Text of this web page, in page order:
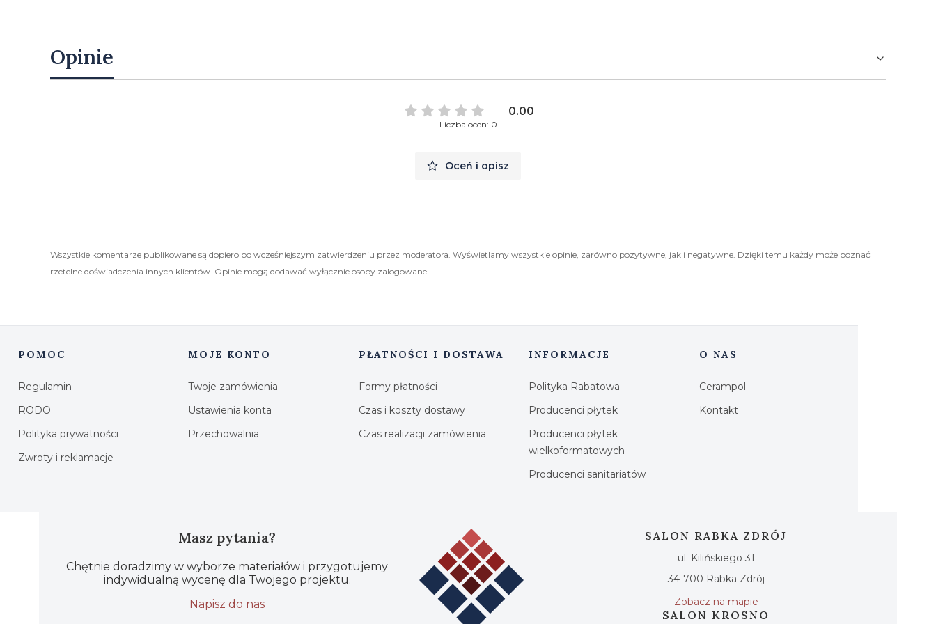
Opinie
0.00
Liczba ocen: 0
Oceń i opisz
Wszystkie komentarze publikowane są dopiero po wcześniejszym zatwierdzeniu przez moderatora. Wyświetlamy wszystkie opinie, zarówno pozytywne, jak i negatywne. Dzięki temu każdy może poznać
rzetelne doświadczenia innych klientów. Opinie mogą dodawać wyłącznie osoby zalogowane.
Linki w stopce
POMOC
Regulamin
RODO
Polityka prywatności
Zwroty i reklamacje
MOJE KONTO
Twoje zamówienia
Ustawienia konta
Przechowalnia
PŁATNOŚCI I DOSTAWA
Formy płatności
Czas i koszty dostawy
Czas realizacji zamówienia
INFORMACJE
Polityka Rabatowa
Producenci płytek
Producenci płytek
wielkoformatowych
Producenci sanitariatów
O NAS
Cerampol
Kontakt
Masz pytania?
Chętnie doradzimy w wyborze materiałów i przygotujemy
indywidualną wycenę dla Twojego projektu.
Napisz do nas
SALON RABKA ZDRÓJ
ul. Kilińskiego 31
34-700 Rabka Zdrój
Zobacz na mapie
SALON KROSNO